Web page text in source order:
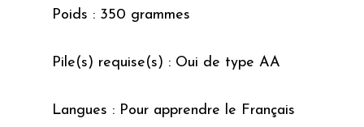
Poids : 350 grammes
Pile(s) requise(s) : Oui de type AA
Langues : Pour apprendre le Français